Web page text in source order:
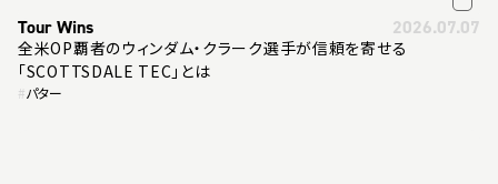
Tour Wins 2026.07.07
全米OP覇者のウィンダム・クラーク選手が信頼を寄せる
「SCOTTSDALE TEC」とは
#パター